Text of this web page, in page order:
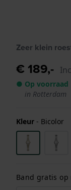
Zeer klein
€ 189,-
● Op voorraad
in Rotterdam
Kleur - Bicolor
Band gratis op